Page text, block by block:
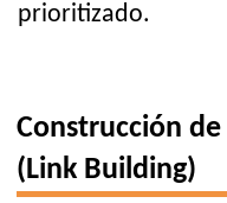
prioritizado.
Construcción de
(Link Building)